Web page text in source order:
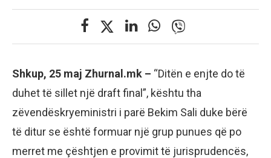
Shkup, 25 maj Zhurnal.mk – “Ditën e enjte do të
duhet të sillet një draft final”, kështu tha
zëvendëskryeministri i parë Bekim Sali duke bërë
të ditur se është formuar një grup punues që po
merret me çështjen e provimit të jurisprudencës,